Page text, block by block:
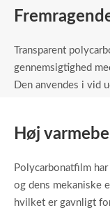
Transparent
gennemsigtighed
Den anvendes i vid
Høj
Polycarbonatfilm
og dens mekaniske
hvilket er gavnligt